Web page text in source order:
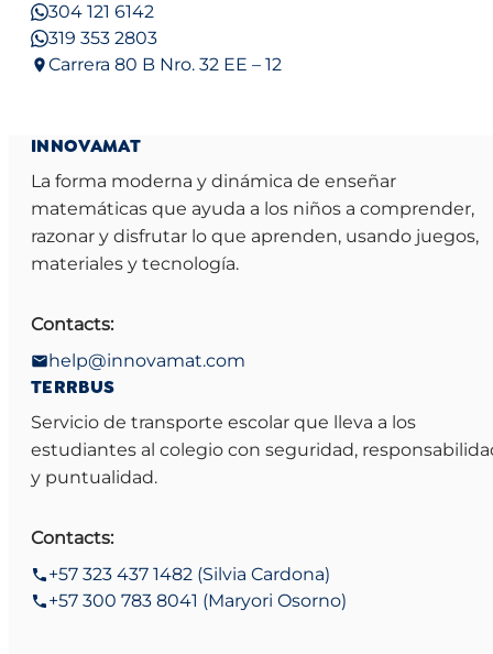
304 121 6142
319 353 2803
Carrera 80 B Nro. 32 EE – 12
INNOVAMAT
La forma moderna y dinámica de enseñar
matemáticas que ayuda a los niños a comprender,
razonar y disfrutar lo que aprenden, usando juegos,
materiales y tecnología.
Contacts:
help@innovamat.com
TERRBUS
Servicio de transporte escolar que lleva a los
estudiantes al colegio con seguridad,
y puntualidad.
Contacts:
+57 323 437 1482 (Silvia Cardona)
+57 300 783 8041 (Maryori Osorno)